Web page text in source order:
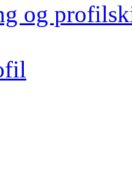
og